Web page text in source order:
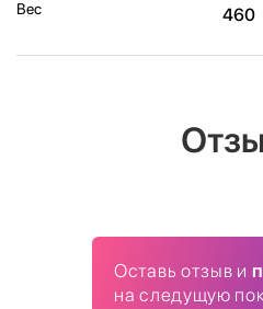
Вес 460
Оставь отзыв и
на следущую